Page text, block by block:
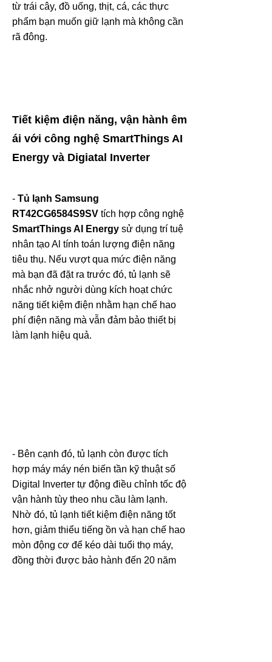
từ trái cây, đồ uống, thịt, cá, các thực
phẩm bạn muốn giữ lạnh mà không cần
rã đông.
Tiết kiệm điện năng, vận hành êm
ái với công nghệ SmartThings AI
Energy và Digiatal Inverter
- Tủ lạnh Samsung
RT42CG6584S9SV tích hợp công nghệ
SmartThings AI Energy sử dụng trí tuệ
nhân tạo Al tính toán lượng điện năng
tiêu thụ. Nếu vượt qua mức điện năng
mà bạn đã đặt ra trước đó, tủ lạnh sẽ
nhắc nhở người dùng kích hoạt chức
năng tiết kiệm điện nhằm hạn chế hao
phí điện năng mà vẫn đảm bảo thiết bị
làm lạnh hiệu quả.
- Bên cạnh đó, tủ lạnh còn được tích
hợp máy máy nén biến tần kỹ thuật số
Digital Inverter tự động điều chỉnh tốc độ
vận hành tùy theo nhu cầu làm lạnh.
Nhờ đó, tủ lạnh tiết kiệm điện năng tốt
hơn, giảm thiểu tiếng ồn và hạn chế hao
mòn động cơ để kéo dài tuổi thọ máy,
đồng thời được bảo hành đến 20 năm